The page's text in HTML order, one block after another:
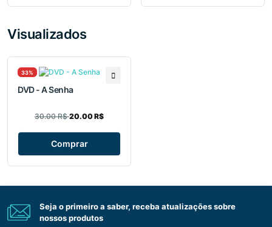
Visualizados
33%
DVD - A Senha
30.00 R$20.00 R$
Comprar
Seja o primeiro a saber, receba atualizações sobre
nossos produtos